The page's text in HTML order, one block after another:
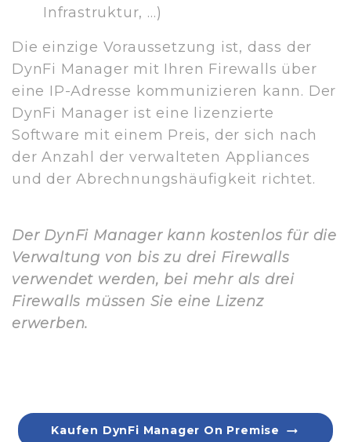
Infrastruktur, …)
Die einzige Voraussetzung ist, dass der
DynFi Manager mit Ihren Firewalls über
eine IP-Adresse kommunizieren kann. Der
DynFi Manager ist eine lizenzierte
Software mit einem Preis, der sich nach
der Anzahl der verwalteten Appliances
und der Abrechnungshäufigkeit richtet.
Der DynFi Manager kann kostenlos für die
Verwaltung von bis zu drei Firewalls
verwendet werden, bei mehr als drei
Firewalls müssen Sie eine Lizenz
erwerben.
Kaufen DynFi Manager On Premise arrow_right_alt